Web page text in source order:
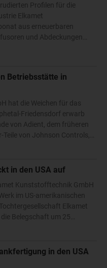
Profilen für die
Elkamet
aus erneuerbaren
und Abdeckungen…
Betriebsstätte in
hat die Weichen für das
Friedensdorf erwarb
von Adient, dem früheren
von Johnson Controls,…
in den USA auf
Kunststofftechnik GmbH
im US-amerikanischen
Elkamet
Belegschaft um 25…
in den USA